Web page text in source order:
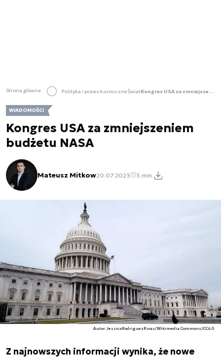
Strona główna Polityka i prawo kosmiczneŚwiat Kongres USA za zmniejszeniem budżetu NASA
WIADOMOŚCI
Kongres USA za zmniejszeniem
budżetu NASA
Mateusz Mitkow20.07.2023 3 min.
Autor. JessicaRodriguezRivas/Wikimedia Commons/CC4.0
Z najnowszych informacji wynika, że nowe